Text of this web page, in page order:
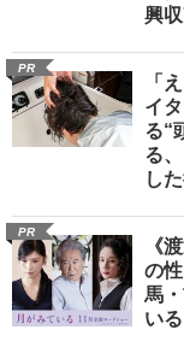
興
PR
「
イ
る“
る
し
PR
《
の
馬
いる